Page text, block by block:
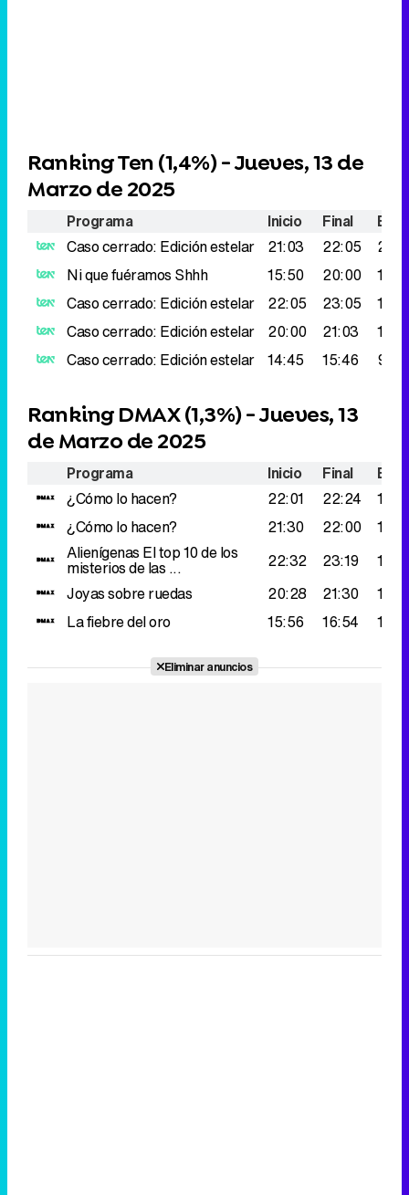
Ranking Ten (1,4%) - Jueves, 13 de
Marzo de 2025
Programa Inicio Final
Caso cerrado: Edición estelar
21:03 22:05
Ni que fuéramos Shhh
15:50 20:00
Caso cerrado: Edición estelar
22:05 23:05
Caso cerrado: Edición estelar
20:00 21:03
Caso cerrado: Edición estelar
14:45 15:46
Ranking DMAX (1,3%) - Jueves, 13
de Marzo de 2025
Programa Inicio Final
¿Cómo lo hacen?
22:01 22:24
¿Cómo lo hacen?
21:30 22:00
Alienígenas El top 10 de los
misterios de las ... 22:32 23:19
Joyas sobre ruedas
20:28 21:30
La fiebre del oro
15:56 16:54
Eliminar anuncios